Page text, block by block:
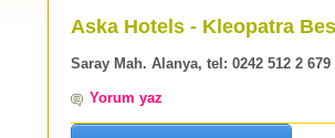
Aska Hotels - Kleopatra
Saray Mah. Alanya, tel: 0242 512 2 679
Yorum yaz